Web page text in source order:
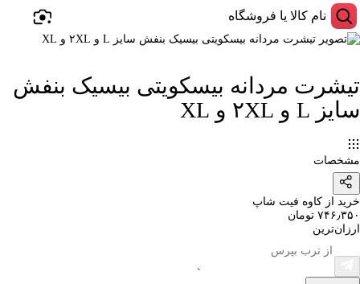
تیشرت مردانه بیسکویتی بیسیک بنفش
سایز L و ۲XL و XL
مشخصات
خرید از کاوه فیت شاپ
۷۴۶٫۳۵۰ تومان
ارزان‌ترین